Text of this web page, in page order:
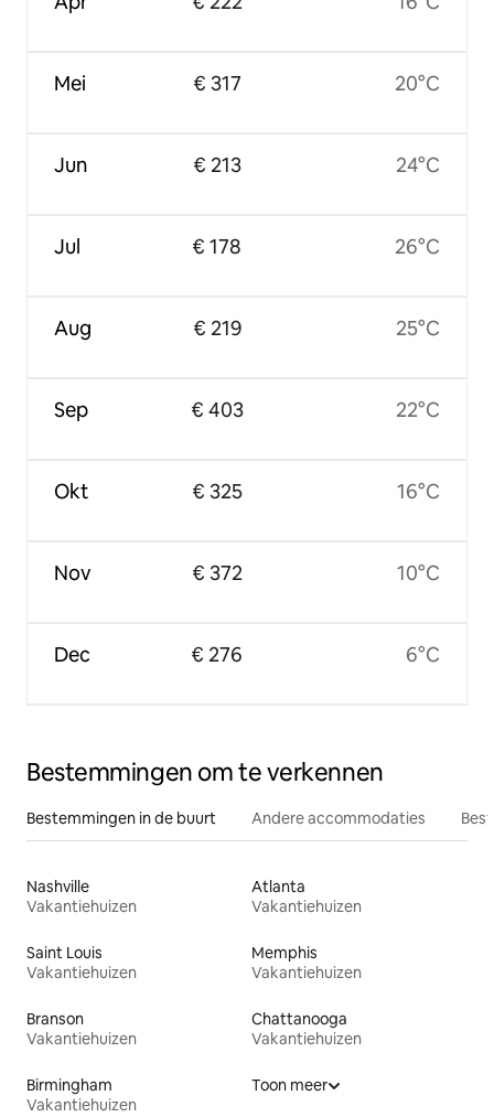
Mei
Jun
Jul
Aug
Sep
Okt
Nov
Dec
€ 317
€ 213
€ 178
€ 219
€ 403
€ 325
€ 372
€ 276
20°C
24°C
26°C
25°C
22°C
16°C
10°C
6°C
Bestemmingen om te verkennen
Bestemmingen in de buurt Andere accommodaties
Nashville
Vakantiehuizen
Atlanta
Vakantiehuizen
Saint Louis
Vakantiehuizen
Memphis
Vakantiehuizen
Branson
Vakantiehuizen
Chattanooga
Vakantiehuizen
Birmingham
Vakantiehuizen
Toon meer